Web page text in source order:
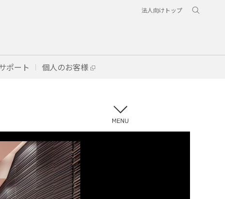
法人向けトップ
ポート 個人のお客様